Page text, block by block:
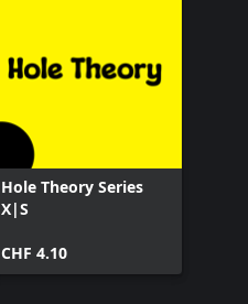
Hole Theory Series
X|S
CHF 4.10